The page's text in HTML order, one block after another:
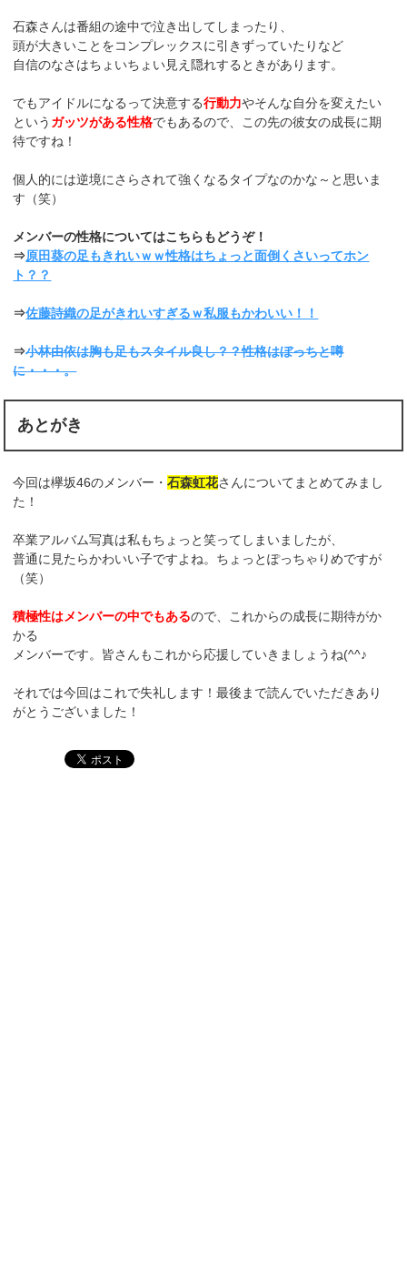
石森さんは番組の途中で泣き出してしまったり、
頭が大きいことをコンプレックスに引きずっていたりなど
自信のなさはちょいちょい見え隠れするときがあります。
でもアイドルになるって決意する行動力やそんな自分を変えたい
という ガッツがある性格でもあるので、この先の彼女の成長に期
待ですね！
個人的には逆境にさらされて強くなるタイプなのかな～と思いま
す（笑）
メンバーの性格についてはこちらもどうぞ！
⇒原田葵の足もきれいｗｗ性格はちょっと面倒くさいってホン
ト？？
⇒佐藤詩織の足がきれいすぎるｗ私服もかわいい！！
⇒小林由依は胸も足もスタイル良し？？性格はぼっちと噂
に・・・。
あとがき
今回は欅坂46のメンバー・石森虹花さんについてまとめてみまし
た！
卒業アルバム写真は私もちょっと笑ってしまいましたが、
普通に見たらかわいい子ですよね。ちょっとぽっちゃりめですが
（笑）
積極性はメンバーの中でもあるので、これからの成長に期待がか
かる
メンバーです。皆さんもこれから応援していきましょうね(^^♪
それでは今回はこれで失礼します！最後まで読んでいただきあり
がとうございました！